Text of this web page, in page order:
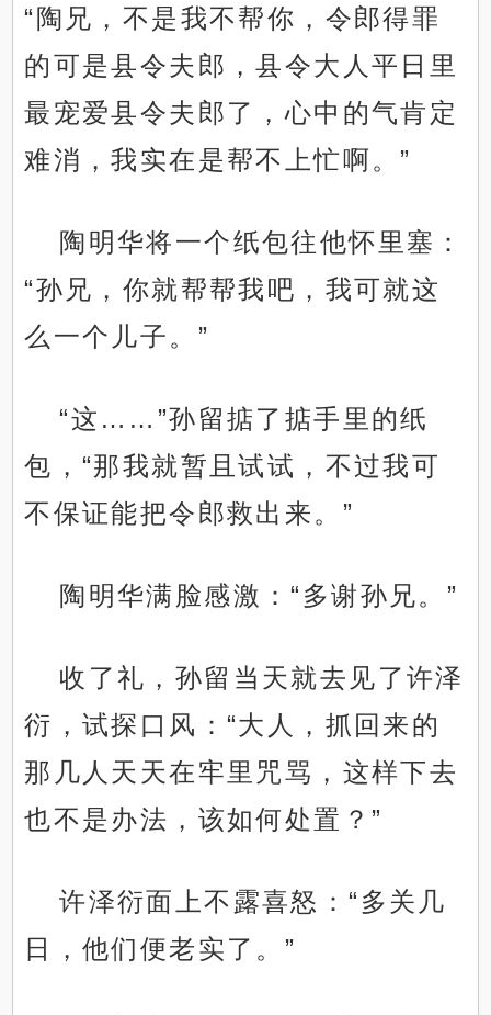
“陶兄，不是我不帮你，令郎得罪
的可是县令夫郎，县令大人平日里
最宠爱县令夫郎了，心中的气肯定
难消，我实在是帮不上忙啊。”
陶明华将一个纸包往他怀里塞：
“孙兄，你就帮帮我吧，我可就这
么一个儿子。”
“这……”孙留掂了掂手里的纸
包，“那我就暂且试试，不过我可
不保证能把令郎救出来。”
陶明华满脸感激：“多谢孙兄。”
收了礼，孙留当天就去见了许泽
衍，试探口风：“大人，抓回来的
那几人天天在牢里咒骂，这样下去
也不是办法，该如何处置？”
许泽衍面上不露喜怒：“多关几
日，他们便老实了。”